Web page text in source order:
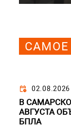
САМОЕ
02.08.2026
В
АВГУСТА
БПЛА